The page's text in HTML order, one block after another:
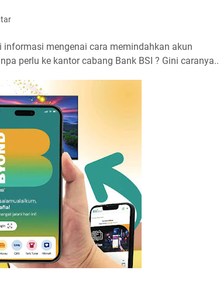
mengenai cara memindahkan akun
perlu ke kantor cabang Bank BSI ? Gini caranya..